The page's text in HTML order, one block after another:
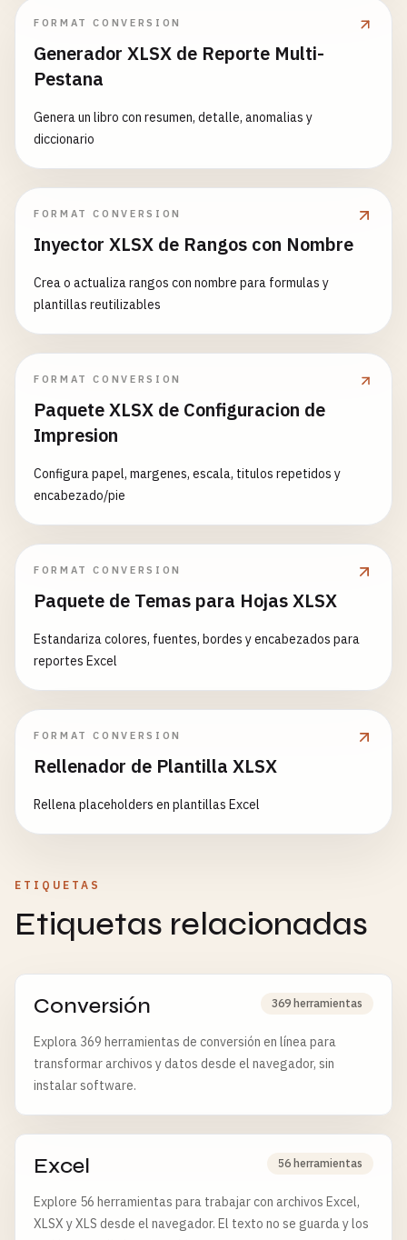
FORMAT CONVERSION
Generador XLSX de Reporte Multi-
Pestana
Genera un libro con resumen, detalle, anomalias y
diccionario
FORMAT CONVERSION
Inyector XLSX de Rangos con Nombre
Crea o actualiza rangos con nombre para formulas y
plantillas reutilizables
FORMAT CONVERSION
Paquete XLSX de Configuracion de
Impresion
Configura papel, margenes, escala, titulos repetidos y
encabezado/pie
FORMAT CONVERSION
Paquete de Temas para Hojas XLSX
Estandariza colores, fuentes, bordes y encabezados para
reportes Excel
FORMAT CONVERSION
Rellenador de Plantilla XLSX
Rellena placeholders en plantillas Excel
ETIQUETAS
Etiquetas relacionadas
Conversión 369 herramientas
Explora 369 herramientas de conversión en línea para
transformar archivos y datos desde el navegador, sin
instalar software.
Excel 56 herramientas
Explore 56 herramientas para trabajar con archivos Excel,
XLSX y XLS desde el navegador. El texto no se guarda y los